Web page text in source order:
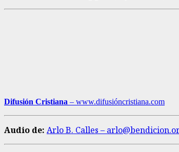
Difusión Cristiana – www.difusióncristiana.com
Audio de: Arlo B. Calles –